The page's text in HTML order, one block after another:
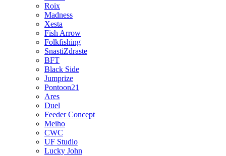
Roix
Madness
Xesta
Fish Arrow
Folkfishing
SnastiZdraste
BFT
Black Side
Jumprize
Pontoon21
Ares
Duel
Feeder Concept
Meiho
CWC
UF Studio
Lucky John